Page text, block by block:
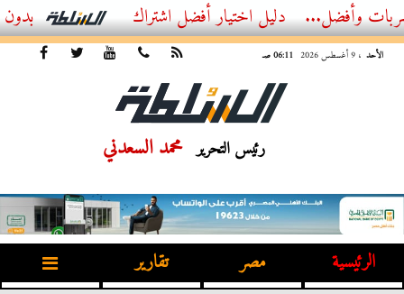
أفضل اشتراك IPTV بدون تقطيع 2026 – دليل المشاهد العصري
الأحد ، 9 أغسطس 2026 06:11 صـ
رئيس التحرير محمد السعدني
الرئيسية مصر تقارير